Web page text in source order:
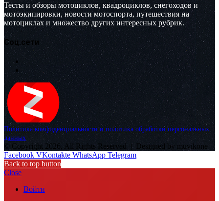
Тесты и обзоры мотоциклов, квадроциклов, снегоходов и
мотоэкипировки, новости мотоспорта, путешествия на
мотоциклах и множество других интересных рубрик.
Соц.сети
Политика конфиденциальности и политика обработки персональных
данных
© Copyright 2026, All Rights Reserved | Designed by muvikone
Facebook VKontakte WhatsApp Telegram
Back to top button
Close
Войти